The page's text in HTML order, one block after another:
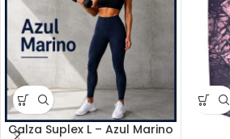
Calza Suplex L – Azul Marino